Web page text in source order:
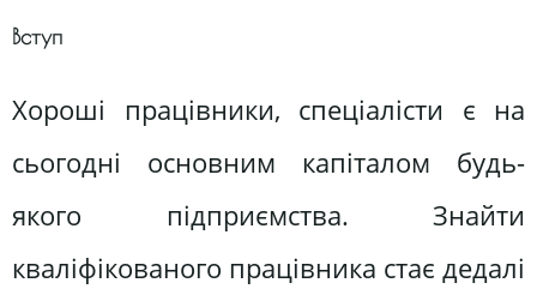
Вступ
Хороші працівники, спеціалісти є на
сьогодні основним капіталом будь-
якого підприємства. Знайти
кваліфікованого працівника стає дедалі